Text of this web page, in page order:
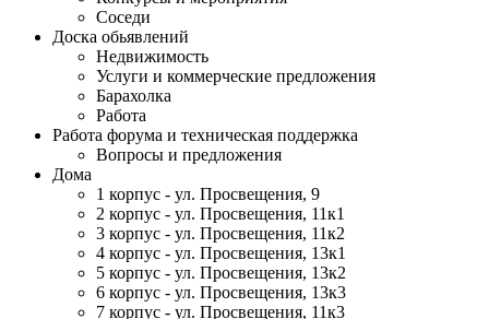
Соседи
Доска обьявлений
Недвижимость
Услуги и коммерческие предложения
Барахолка
Работа
Работа форума и техническая поддержка
Вопросы и предложения
Дома
1 корпус - ул. Просвещения, 9
2 корпус - ул. Просвещения, 11к1
3 корпус - ул. Просвещения, 11к2
4 корпус - ул. Просвещения, 13к1
5 корпус - ул. Просвещения, 13к2
6 корпус - ул. Просвещения, 13к3
7 корпус - ул. Просвещения, 11к3